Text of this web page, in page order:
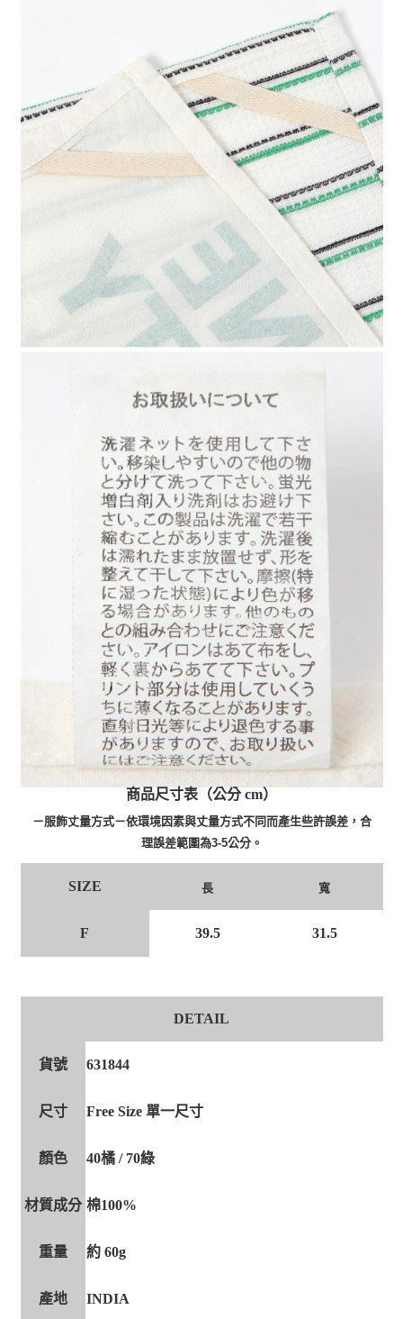
商品尺寸表（公分 cm）
－服飾丈量方式－依環境因素與丈量方式不同而產生些許誤差，合
理誤差範圍為3-5公分。
SIZE 長 寬
F 39.5 31.5
DETAIL
貨號 631844
尺寸 Free Size 單一尺寸
顏色 40橘 / 70綠
材質成分 棉100%
重量 約 60g
產地 INDIA